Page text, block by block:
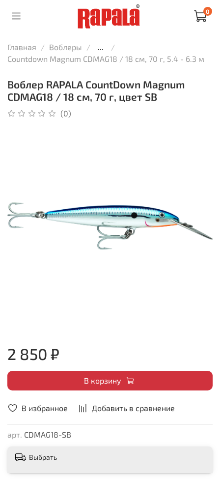
0
Главная Воблеры
...
Countdown Magnum CDMAG18 / 18 см, 70 г, 5.4 - 6.3 м
Воблер RAPALA CountDown Magnum
CDMAG18 / 18 см, 70 г, цвет SB
(0)
В избранное Добавить в сравнение
арт. CDMAG18-SB
2 850 ₽
В корзину
Выбрать